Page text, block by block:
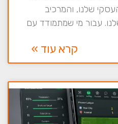
שלנו, והמרכיב
עבור מי שמתמודד עם
קרא עוד »